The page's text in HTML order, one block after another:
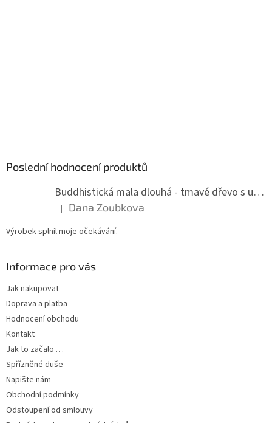
Poslední hodnocení produktů
Buddhistická mala dlouhá - tmavé dřevo s uzlíky 8 mm
Hodnocení produktu je 5 z 5 hvězdiček.
| Dana Zoubkova
Výrobek splnil moje očekávání.
Informace pro vás
Jak nakupovat
Doprava a platba
Hodnocení obchodu
Kontakt
Jak to začalo …
Spřízněné duše
Napište nám
Obchodní podmínky
Odstoupení od smlouvy